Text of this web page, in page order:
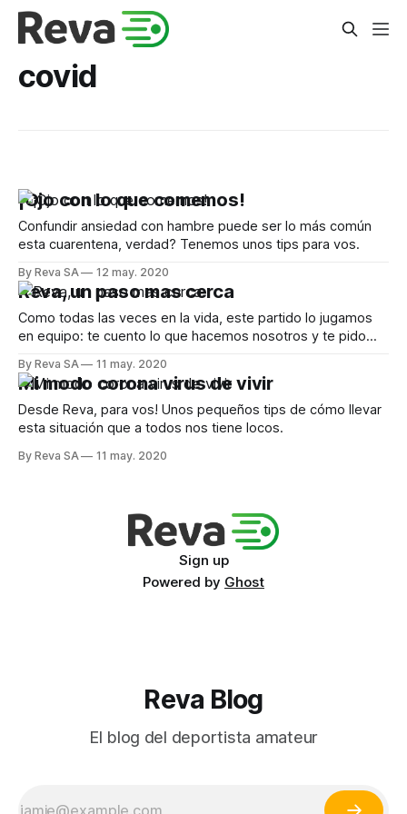
covid
¡Ojo con lo que comemos!
Confundir ansiedad con hambre puede ser lo más común
esta cuarentena, verdad? Tenemos unos tips para vos.
By Reva SA 12 may. 2020
Reva, un paso mas cerca
Como todas las veces en la vida, este partido lo jugamos
en equipo: te cuento lo que hacemos nosotros y te pido
By Reva SA 11 may. 2020
Mi modo corona virus de vivir
Desde Reva, para vos! Unos pequeños tips de cómo llevar
esta situación que a todos nos tiene locos.
By Reva SA 11 may. 2020
Sign up
Powered by Ghost
Reva Blog
El blog del deportista amateur